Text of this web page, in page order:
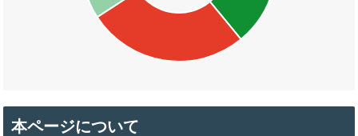
本ページについて